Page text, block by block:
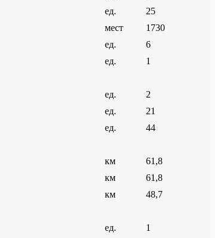
ед.
25
мест
1730
ед.
6
ед.
1
ед.
2
ед.
21
ед.
44
км
61,8
км
61,8
км
48,7
ед.
1